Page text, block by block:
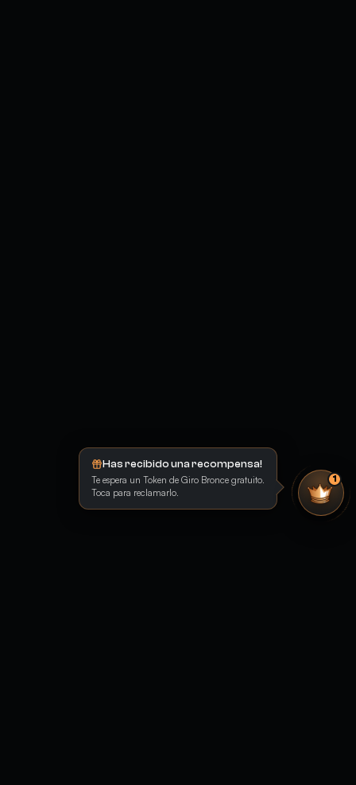
Has recibido una recompensa!
Te espera un Token de Giro Bronce gratuito.
Toca para reclamarlo.
1